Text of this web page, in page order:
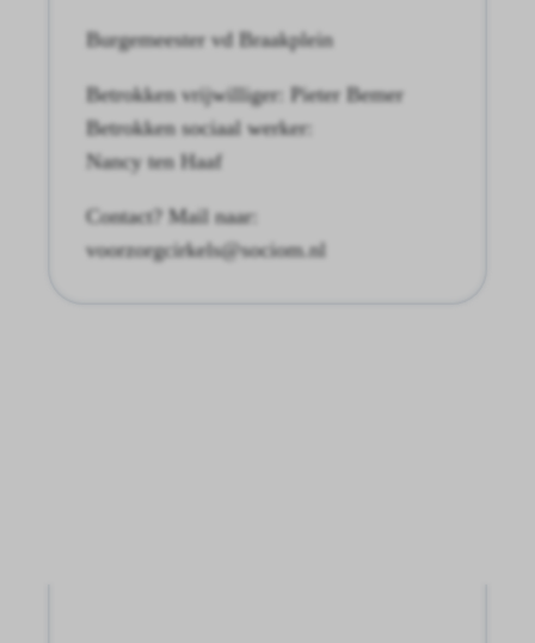
Burgemeester vd Braakplein
Betrokken vrijwilliger: Pieter Bemer
Betrokken sociaal werker:
Nancy ten Haaf
Contact? Mail naar:
voorzorgcirkels@sociom.nl